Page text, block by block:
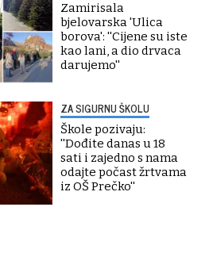
Zamirisala
bjelovarska 'Ulica
borova': ''Cijene su iste
kao lani, a dio drvaca
darujemo''
ZA SIGURNU ŠKOLU
Škole pozivaju:
''Dođite danas u 18
sati i zajedno s nama
odajte počast žrtvama
iz OŠ Prečko''